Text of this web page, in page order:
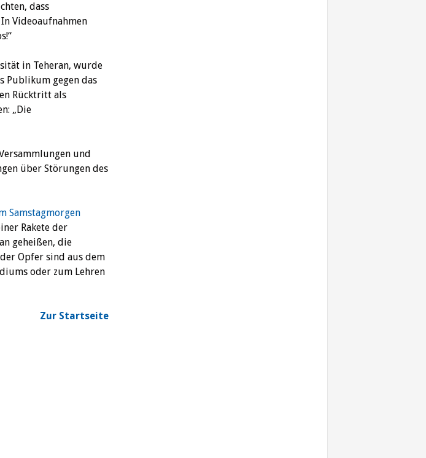
dass
Videoaufnahmen
in Teheran, wurde
Publikum gegen das
Rücktritt als
„Die
und
über Störungen des
Samstagmorgen
Rakete der
geheißen, die
Opfer sind aus dem
oder zum Lehren
Zur Startseite